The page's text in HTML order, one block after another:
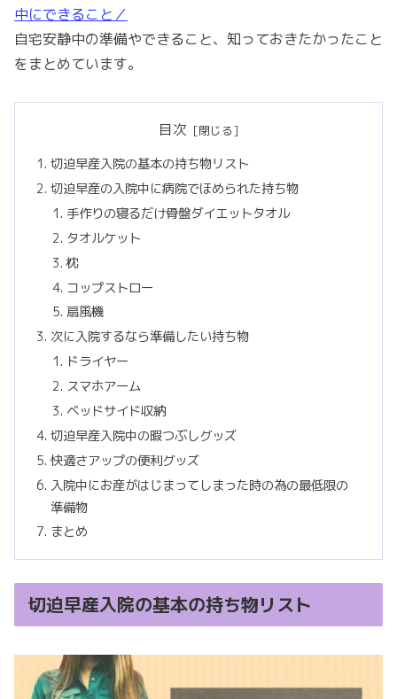
中にできること／
自宅安静中の準備やできること、知っておきたかったこと
をまとめています。
目次
切迫早産入院の基本の持ち物リスト
切迫早産の入院中に病院でほめられた持ち物
手作りの寝るだけ骨盤ダイエットタオル
タオルケット
枕
コップストロー
扇風機
次に入院するなら準備したい持ち物
ドライヤー
スマホアーム
ベッドサイド収納
切迫早産入院中の暇つぶしグッズ
快適さアップの便利グッズ
入院中にお産がはじまってしまった時の為の最低限の
準備物
まとめ
切迫早産入院の基本の持ち物リスト